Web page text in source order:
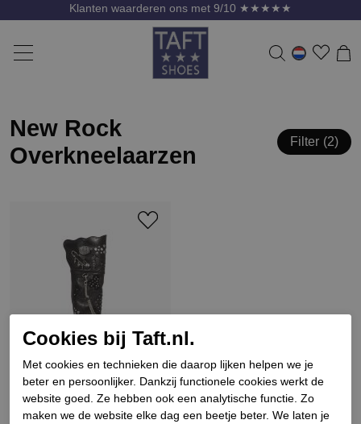
Klanten waarderen ons met 9/10 ★★★★★
New Rock
Overkneelaarzen
Filter 2
Cookies bij Taft.nl.
Met cookies en technieken die daarop lijken helpen we je
beter en persoonlijker. Dankzij functionele cookies werkt de
website goed. Ze hebben ook een analytische functie. Zo
maken we de website elke dag een beetje beter. We laten je